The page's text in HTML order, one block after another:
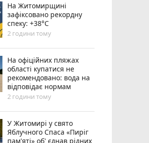
Н️а Житомирщині
зафіксовано рекордну
спеку: +38°C
2 години тому
На офіційних пляжах
області купатися не
рекомендовано: вода на
відповідає нормам
2 години тому
У Житомирі у свято
Яблучного Спаса «Пиріг
пам'яті» об' єднав рідних